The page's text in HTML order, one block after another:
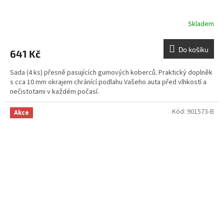
Skladem
641 Kč Do košíku
Sada (4 ks) přesně pasujících gumových koberců. Praktický doplněk
s cca 10 mm okrajem chránící podlahu Vašeho auta před vlhkostí a
nečistotami v každém počasí.
Akce Kód: 901573-B